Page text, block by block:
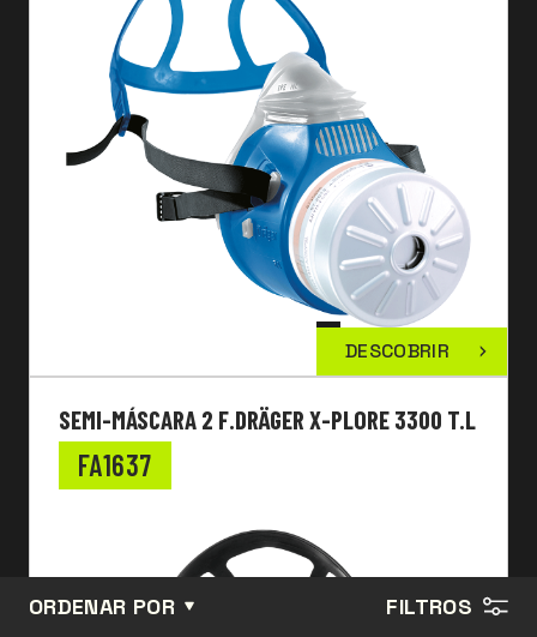
ORDENAR POR FILTROS
DESCOBRIR
SEMI-MÁSCARA 2 F.DRÄGER X-PLORE 3300 T.L
FA1637